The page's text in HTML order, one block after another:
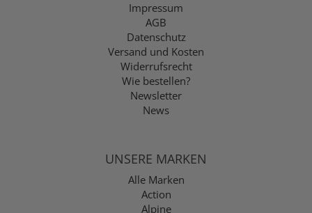
Impressum
AGB
Datenschutz
Versand und Kosten
Widerrufsrecht
Wie bestellen?
Newsletter
News
UNSERE MARKEN
Alle Marken
Action
Alpine